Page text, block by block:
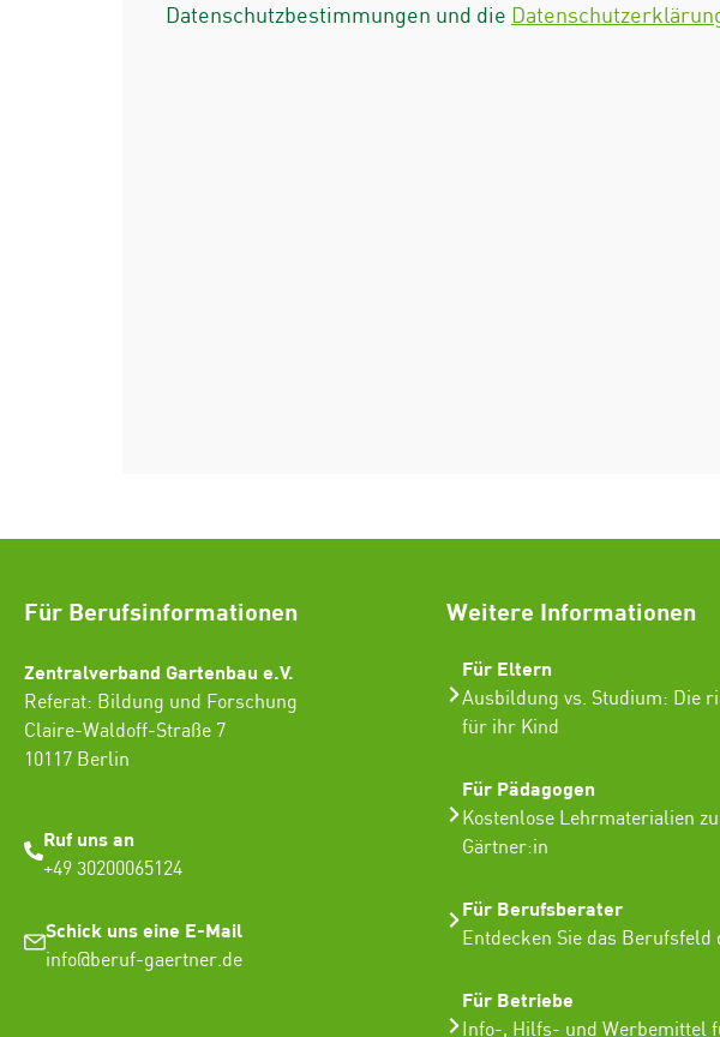
Datenschutzbestimmungen und die
Für Berufsinformationen
Zentralverband Gartenbau e.V.
Referat: Bildung und Forschung
Claire-Waldoff-Straße 7
10117 Berlin
Ruf uns an
+49 30200065124
Schick uns eine E-Mail
info@beruf-gaertner.de
Weitere Informationen
Für Eltern
Ausbildung vs. Studium: Die
für ihr Kind
Für Pädagogen
Kostenlose Lehrmaterialien
Gärtner:in
Für Berufsberater
Entdecken Sie das Berufsfeld
Für Betriebe
Info-, Hilfs- und Werbemittel